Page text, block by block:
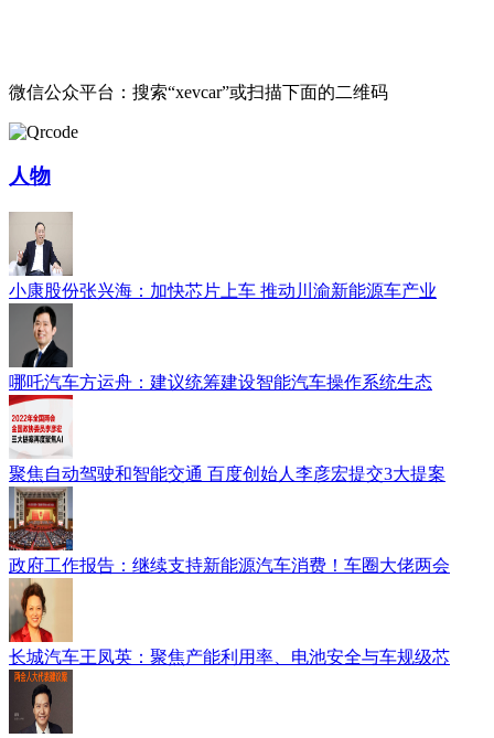
微信公众平台：搜索“xevcar”或扫描下面的二维码
人物
小康股份张兴海：加快芯片上车 推动川渝新能源车产业
哪吒汽车方运舟：建议统筹建设智能汽车操作系统生态
聚焦自动驾驶和智能交通 百度创始人李彦宏提交3大提案
政府工作报告：继续支持新能源汽车消费！车圈大佬两会
长城汽车王凤英：聚焦产能利用率、电池安全与车规级芯